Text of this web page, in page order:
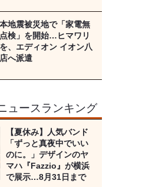
地震被災地で「家電無
検」を開始…ヒマワリ
、エディオン イオン八
へ派遣
ュースランキング
【夏休み】人気バンド
「ずっと真夜中でいい
のに。」デザインのヤ
マハ『Fazzio』が横浜
で展示…8月31日まで